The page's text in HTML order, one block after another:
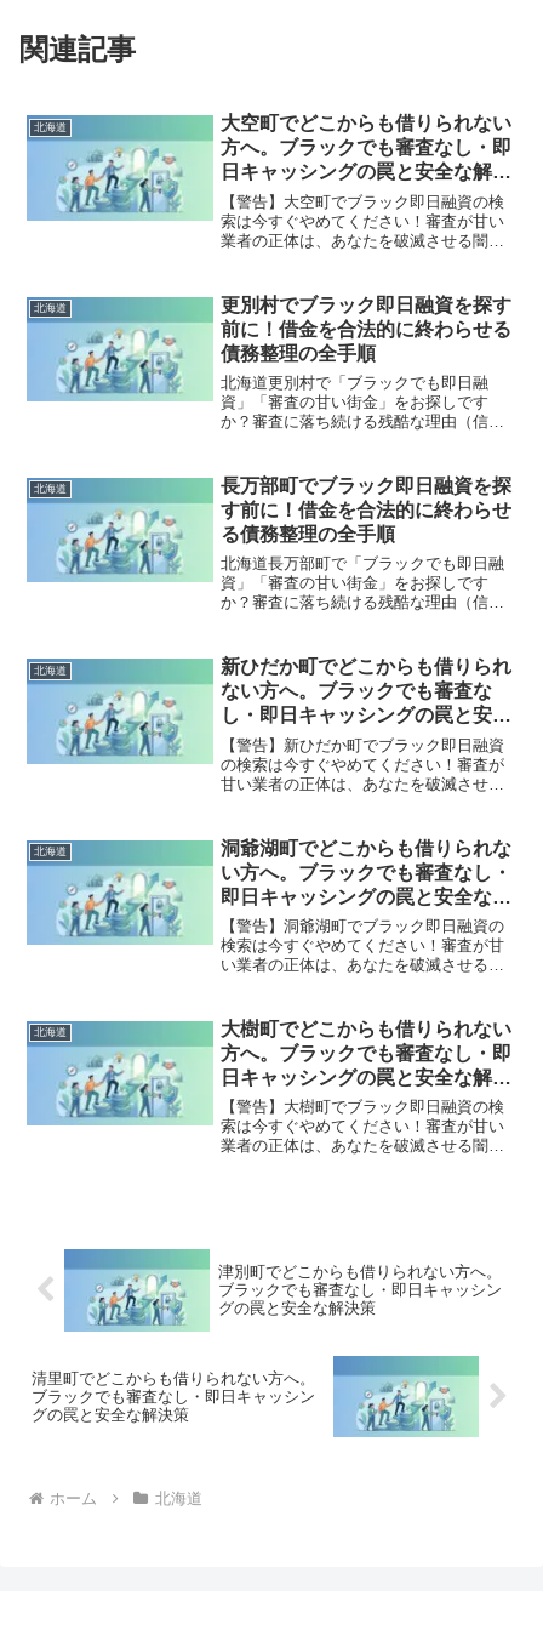
関連記事
北海道
大空町でどこからも借りられない
方へ。ブラックでも審査なし・即
日キャッシングの罠と安全な解決
策
【警告】大空町でブラック即日融資の検
索は今すぐやめてください！審査が甘い
業者の正体は、あなたを破滅させる闇金
町で違法業者を避け、借金地獄から抜け
出した方々の実体験と確実な解決策を完
全公開。
北海道
更別村でブラック即日融資を探す
前に！借金を合法的に終わらせる
債務整理の全手順
北海道更別村で「ブラックでも即日融
資」「審査の甘い街金」をお探しです
か？審査に落ち続ける残酷な理由（信用
まで徹底解説。多重債務の地獄から抜け
出し、合法的に借金を減額・免除する
「債務整理」の正しい知識と、今すぐ督
促を止める無料相談窓口をご案内しま
す。
北海道
長万部町でブラック即日融資を探
す前に！借金を合法的に終わらせ
る債務整理の全手順
北海道長万部町で「ブラックでも即日融
資」「審査の甘い街金」をお探しです
か？審査に落ち続ける残酷な理由（信用
まで徹底解説。多重債務の地獄から抜け
出し、合法的に借金を減額・免除する
「債務整理」の正しい知識と、今すぐ督
促を止める無料相談窓口をご案内しま
す。
北海道
新ひだか町でどこからも借りられ
ない方へ。ブラックでも審査な
し・即日キャッシングの罠と安全
な解決策
【警告】新ひだか町でブラック即日融資
の検索は今すぐやめてください！審査が
甘い業者の正体は、あなたを破滅させる
新ひだか町で違法業者を避け、借金地獄
から抜け出した方々の実体験と確実な解
決策を完全公開。
北海道
洞爺湖町でどこからも借りられな
い方へ。ブラックでも審査なし・
即日キャッシングの罠と安全な解
決策
【警告】洞爺湖町でブラック即日融資の
検索は今すぐやめてください！審査が甘
い業者の正体は、あなたを破滅させる闇
洞爺湖町で違法業者を避け、借金地獄か
ら抜け出した方々の実体験と確実な解決
策を完全公開。
北海道
大樹町でどこからも借りられない
方へ。ブラックでも審査なし・即
日キャッシングの罠と安全な解決
策
【警告】大樹町でブラック即日融資の検
索は今すぐやめてください！審査が甘い
業者の正体は、あなたを破滅させる闇金
津別町でどこからも借りられない方へ。
ブラックでも審査なし・即日キャッシン
グの罠と安全な解決策
清里町でどこからも借りられない方へ。
ブラックでも審査なし・即日キャッシン
グの罠と安全な解決策
ホーム 北海道